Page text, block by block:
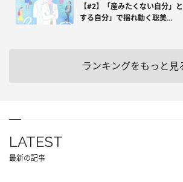
【#2】「産みたくない自分」
する自分」で揺れ動く聡美...
ランキングをもっと見
LATEST
最新の記事